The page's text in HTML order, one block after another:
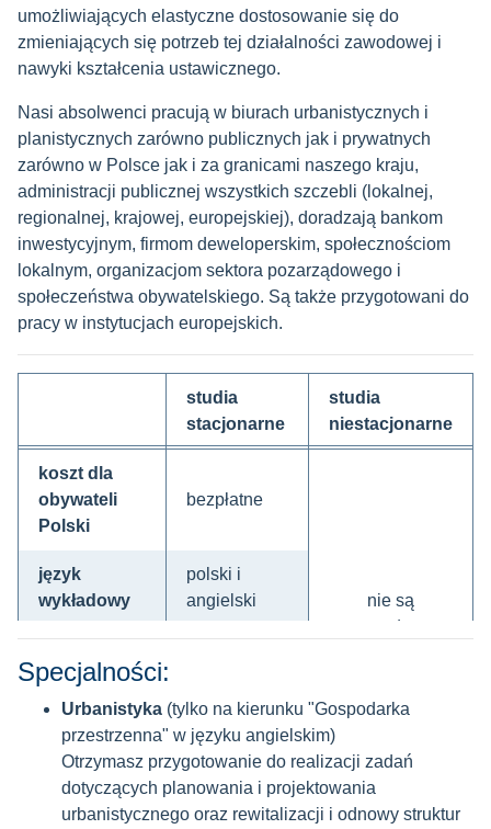
umożliwiających elastyczne dostosowanie się do
zmieniających się potrzeb tej działalności zawodowej i
nawyki kształcenia ustawicznego.
Nasi absolwenci pracują w biurach urbanistycznych i
planistycznych zarówno publicznych jak i prywatnych
zarówno w Polsce jak i za granicami naszego kraju,
administracji publicznej wszystkich szczebli (lokalnej,
regionalnej, krajowej, europejskiej), doradzają bankom
inwestycyjnym, firmom deweloperskim, społecznościom
lokalnym, organizacjom sektora pozarządowego i
społeczeństwa obywatelskiego. Są także przygotowani do
pracy w instytucjach europejskich.
studia
stacjonarne
studia
niestacjonarne
koszt dla
obywateli
Polski
bezpłatne
nie są
prowadzone
język
wykładowy
polski i
angielski
rekrutacji
dla
obywateli
Polski
na semestr
letni
brane pod uwagę przy rekrutacji:
Specjalności:
Urbanistyka (tylko na kierunku "Gospodarka
przestrzenna" w języku angielskim)
Otrzymasz przygotowanie do realizacji zadań
dotyczących planowania i projektowania
urbanistycznego oraz rewitalizacji i odnowy struktur